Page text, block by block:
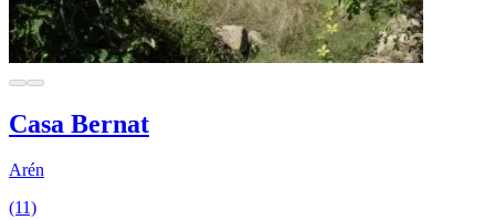
Casa Bernat
Arén
(11)